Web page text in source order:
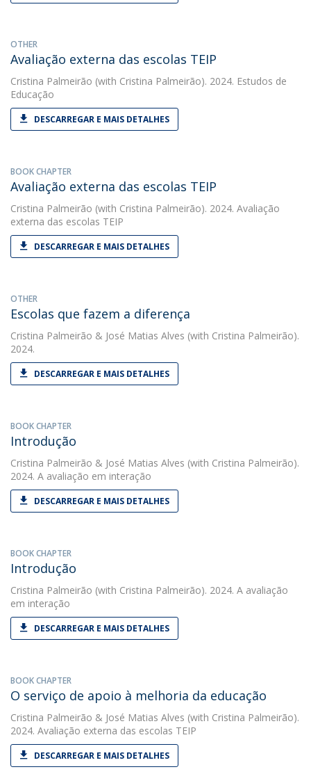
OTHER
Avaliação externa das escolas TEIP
Cristina Palmeirão (with Cristina Palmeirão). 2024. Estudos de
Educação
DESCARREGAR E MAIS DETALHES
BOOK CHAPTER
Avaliação externa das escolas TEIP
Cristina Palmeirão (with Cristina Palmeirão). 2024. Avaliação
externa das escolas TEIP
DESCARREGAR E MAIS DETALHES
OTHER
Escolas que fazem a diferença
Cristina Palmeirão & José Matias Alves (with Cristina Palmeirão).
2024.
DESCARREGAR E MAIS DETALHES
BOOK CHAPTER
Introdução
Cristina Palmeirão & José Matias Alves (with Cristina Palmeirão).
2024. A avaliação em interação
DESCARREGAR E MAIS DETALHES
BOOK CHAPTER
Introdução
Cristina Palmeirão (with Cristina Palmeirão). 2024. A avaliação
em interação
DESCARREGAR E MAIS DETALHES
BOOK CHAPTER
O serviço de apoio à melhoria da educação
Cristina Palmeirão & José Matias Alves (with Cristina Palmeirão).
2024. Avaliação externa das escolas TEIP
DESCARREGAR E MAIS DETALHES